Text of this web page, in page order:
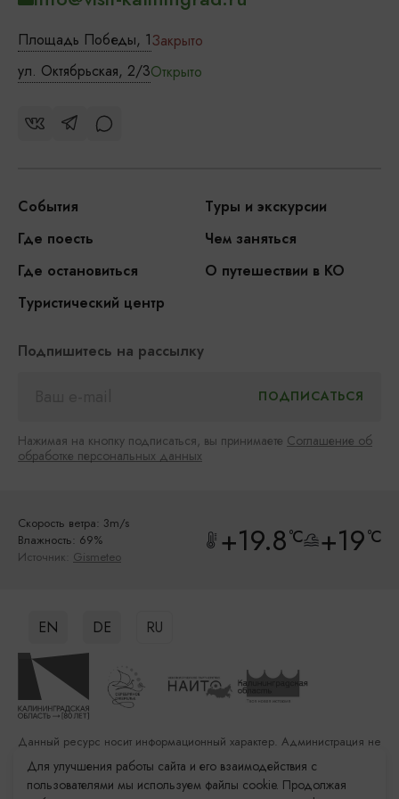
Площадь Победы, 1Закрыто
ул. Октябрьская, 2/3Открыто
События
Туры и экскурсии
Где поесть
Чем заняться
Где остановиться
О путешествии в КО
Туристический центр
Подпишитесь на рассылку
Нажимая на кнопку подписаться, вы принимаете Соглашение об
обработке персональных данных
Скорость ветра: 3m/s
Влажность: 69%
Источник: Gismeteo +19.8°C +19°C
EN DE RU
Данный ресурс носит информационный характер. Администрация не
несет ответственности за качество услуг, предоставленных
сторонними организациями
Для улучшения работы сайта и его взаимодействия с
пользователями мы используем файлы cookie. Продолжая